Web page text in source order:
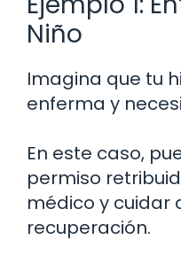
Niño
Imagina que tu
enferma y
En este caso,
permiso
médico y cuidar
recuperación.